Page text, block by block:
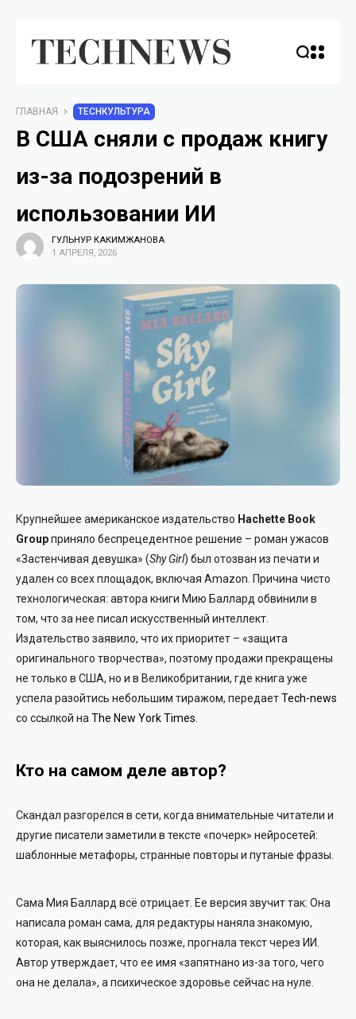
ГЛАВНАЯ TECHКУЛЬТУРА
В США сняли с продаж книгу
из-за подозрений в
использовании ИИ
ГУЛЬНУР КАКИМЖАНОВА
1 АПРЕЛЯ, 2026
Крупнейшее американское издательство Hachette Book
Groupприняло беспрецедентное решение – роман ужасов
«Застенчивая девушка» (Shy Girl) был отозван из печати и
удален со всех площадок, включая Amazon. Причина чисто
технологическая: автора книги Мию Баллард обвинили в
том, что за нее писал искусственный интеллект.
Издательство заявило, что их приоритет – «защита
оригинального творчества», поэтому продажи прекращены
не только в США, но и в Великобритании, где книга уже
успела разойтись небольшим тиражом, передаетTech-news
со ссылкой на The New York Times
Кто на самом деле автор?
Скандал разгорелся в сети, когда внимательные читатели и
другие писатели заметили в тексте «почерк» нейросетей:
шаблонные метафоры, странные повторы и путаные фразы.
Сама Мия Баллард всё отрицает. Ее версия звучит так: Она
написала роман сама, для редактуры наняла знакомую,
которая, как выяснилось позже, прогнала текст через ИИ.
Автор утверждает, что ее имя «запятнано из-за того, чего
она не делала», а психическое здоровье сейчас на нуле.